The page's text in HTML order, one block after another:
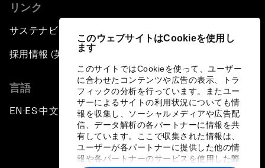
このウェブサイトはCookieを使用し
ます
このサイトではCookieを使って、ユーザー
に合わせたコンテンツや広告の表示、トラ
フィックの分析を行っています。またユー
ザーによるサイトの利用状況についても情
報を収集し、ソーシャルメディアや広告配
信、データ解析の各パートナーに情報を共
有しています。ここで収集された情報は、
ユーザーが各パートナーに提供した他の情
報や各パートナーのサービスを使用した際
リンク
サステナビリティへの取り組み
採用情報 (英語のみ)
言語
EN ▪ES▪中文▪ 日本語